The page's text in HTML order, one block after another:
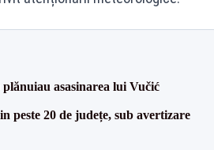
asasinarea lui Vučić
peste 20 de județe, sub avertizare